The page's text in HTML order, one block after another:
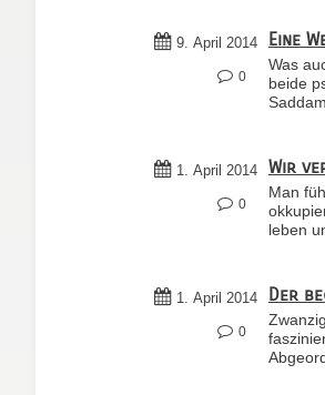
9. April 2014
0
Eine
Was
beide
1. April 2014
0
Wir
Man
leben
1. April 2014
0
Der